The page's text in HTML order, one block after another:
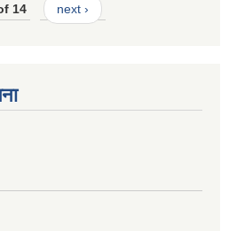
14 next ›